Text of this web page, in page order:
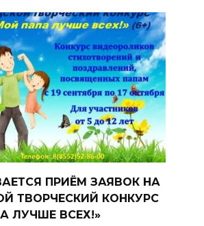
ПРИЁМ ЗАЯВОК НА
ТВОРЧЕСКИЙ КОНКУРС
ЛУЧШЕ ВСЕХ!»